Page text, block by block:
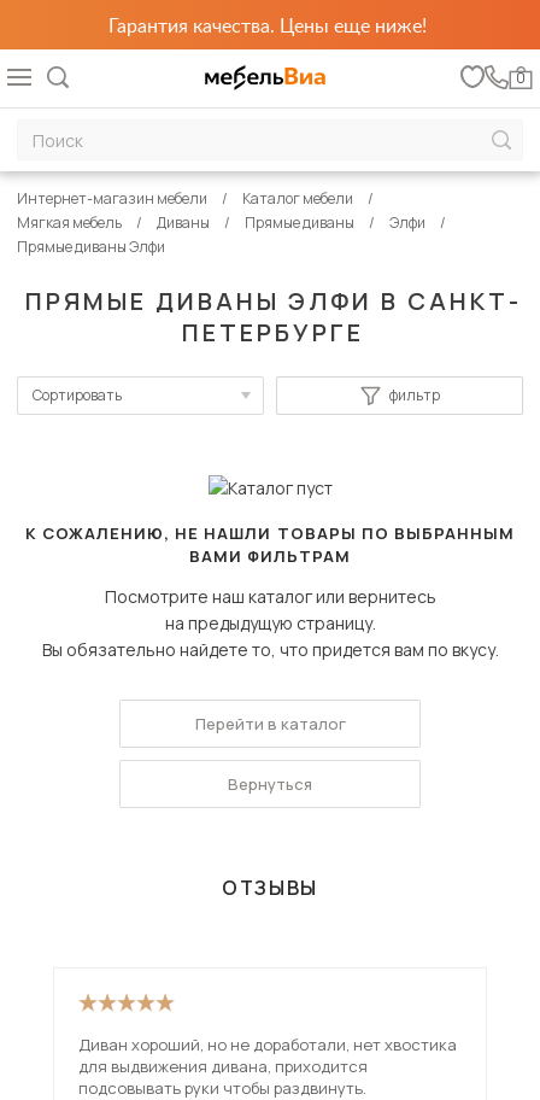
Гарантия качества. Цены еще ниже!
0
ПРЯМЫЕ ДИВАНЫ ЭЛФИ В САНКТ-
ПЕТЕРБУРГЕ
Интернет-магазин мебели
Каталог мебели
Мягкая мебель
Диваны Прямые диваны
Элфи
Прямые диваны Элфи
Сортировать
Сначала дешевые
фильтр
К СОЖАЛЕНИЮ, НЕ НАШЛИ ТОВАРЫ ПО ВЫБРАННЫМ
ВАМИ ФИЛЬТРАМ
Посмотрите наш каталог или вернитесь
на предыдущую страницу.
Вы обязательно найдете то, что придется вам по вкусу.
Перейти в каталог
Вернуться
ОТЗЫВЫ
Диван хороший, но не доработали, нет хвостика
для выдвижения дивана, приходится
подсовывать руки чтобы раздвинуть.